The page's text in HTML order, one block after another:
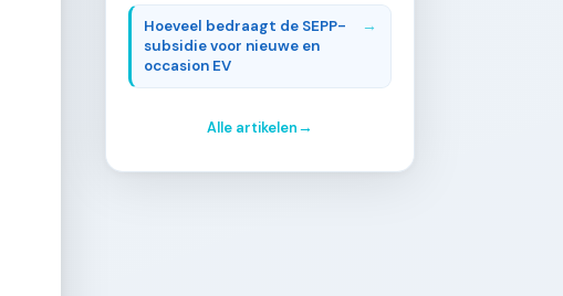
Hoeveel bedraagt de SEPP-
subsidie voor nieuwe en
occasion EV
Alle artikelen